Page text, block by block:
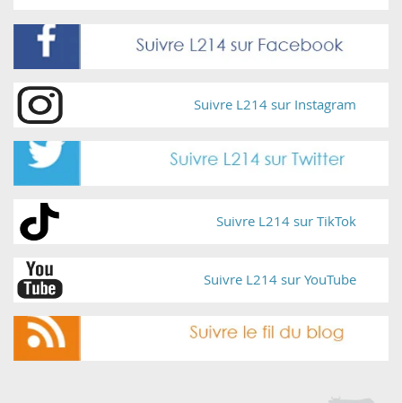
Suivre L214 sur Instagram
Suivre L214 sur TikTok
Suivre L214 sur YouTube